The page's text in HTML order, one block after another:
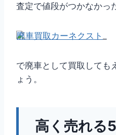
査定で値段がつかなかっ
廃車買取カーネクスト
で廃車として買取しても
ょう。
高く売れる